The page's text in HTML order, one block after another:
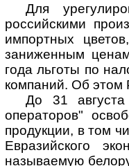
Для
российскими
импортных
заниженным
года льготы по
компаний. Об
До 31
операторов"
продукции, в том
Евразийского
называемую